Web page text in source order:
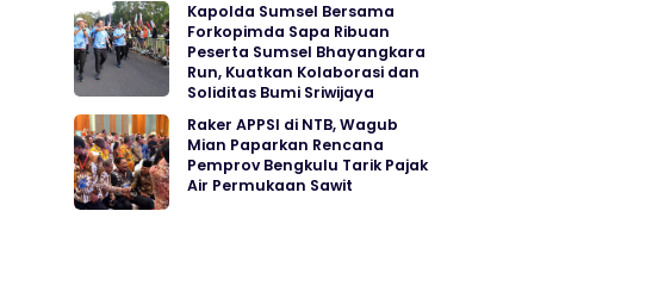
Kapolda Sumsel Bersama
Forkopimda Sapa Ribuan
Peserta Sumsel Bhayangkara
Run, Kuatkan Kolaborasi dan
Soliditas Bumi Sriwijaya
Raker APPSI di NTB, Wagub
Mian Paparkan Rencana
Pemprov Bengkulu Tarik Pajak
Air Permukaan Sawit